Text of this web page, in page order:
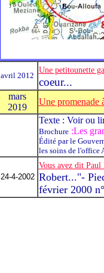
avril 2012
Une petitounette
coeur...
mars
2019
Une promenade
Texte : Voir ou
Brochure :Les
Édité par le
les soins de l'office
24-4-2002
Vous avez dit Paul
Robert..."-
février 2000